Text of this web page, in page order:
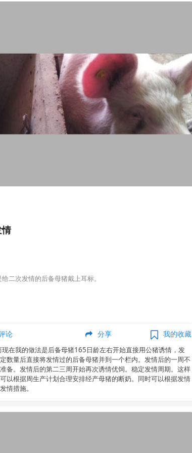
二次发情的后备母猪戴上耳标。
论 分享 我的收藏
在我的做法是后备母猪165日龄左右开始直接用公猪诱情，发
数量后直接将发情过的后备母猪并到一个栏内。发情后的一周不
备。发情后的第二三周开始再次诱情优饲。稳定发情周期。这样
以根据周生产计划合理安排经产母猪的断奶。同时可以根据发情
情措施。